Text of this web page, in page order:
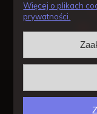
Więcej o plikach
prywatności.